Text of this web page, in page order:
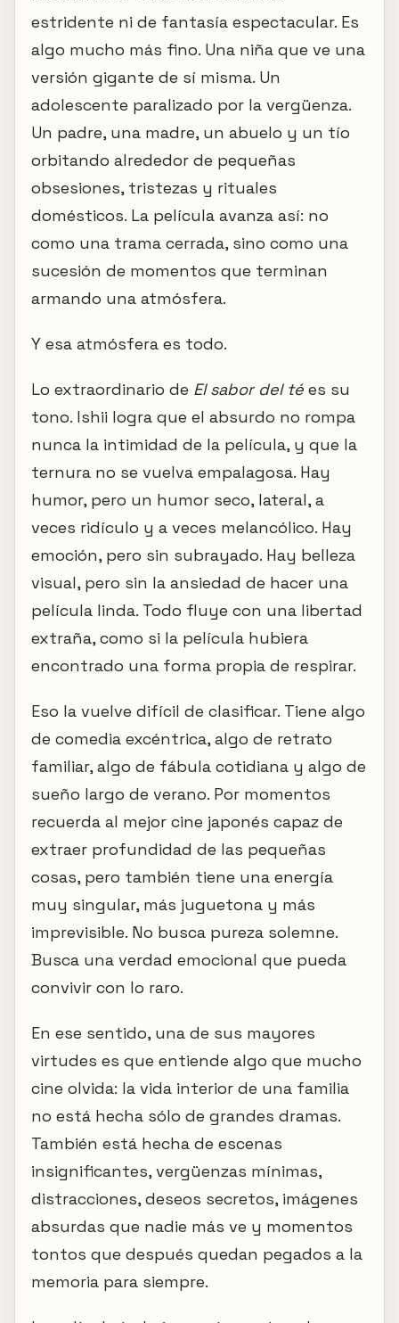
estridente ni de fantasía espectacular. Es
algo mucho más fino. Una niña que ve una
versión gigante de sí misma. Un
adolescente paralizado por la vergüenza.
Un padre, una madre, un abuelo y un tío
orbitando alrededor de pequeñas
obsesiones, tristezas y rituales
domésticos. La película avanza así: no
como una trama cerrada, sino como una
sucesión de momentos que terminan
armando una atmósfera.
Y esa atmósfera es todo.
Lo extraordinario de El sabor del té es su
tono. Ishii logra que el absurdo no rompa
nunca la intimidad de la película, y que la
ternura no se vuelva empalagosa. Hay
humor, pero un humor seco, lateral, a
veces ridículo y a veces melancólico. Hay
emoción, pero sin subrayado. Hay belleza
visual, pero sin la ansiedad de hacer una
película linda. Todo fluye con una libertad
extraña, como si la película hubiera
encontrado una forma propia de respirar.
Eso la vuelve difícil de clasificar. Tiene algo
de comedia excéntrica, algo de retrato
familiar, algo de fábula cotidiana y algo de
sueño largo de verano. Por momentos
recuerda al mejor cine japonés capaz de
extraer profundidad de las pequeñas
cosas, pero también tiene una energía
muy singular, más juguetona y más
imprevisible. No busca pureza solemne.
Busca una verdad emocional que pueda
convivir con lo raro.
En ese sentido, una de sus mayores
virtudes es que entiende algo que mucho
cine olvida: la vida interior de una familia
no está hecha sólo de grandes dramas.
También está hecha de escenas
insignificantes, vergüenzas mínimas,
distracciones, deseos secretos, imágenes
absurdas que nadie más ve y momentos
tontos que después quedan pegados a la
memoria para siempre.